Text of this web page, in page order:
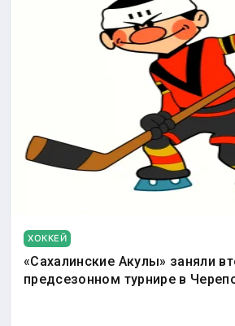
ХОККЕЙ
«Сахалинские Акулы» заняли
предсезонном турнире в